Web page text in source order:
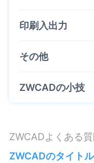
印刷入出力
その他
ZWCADの小技
ZWCADよくある
ZWCADのタイト